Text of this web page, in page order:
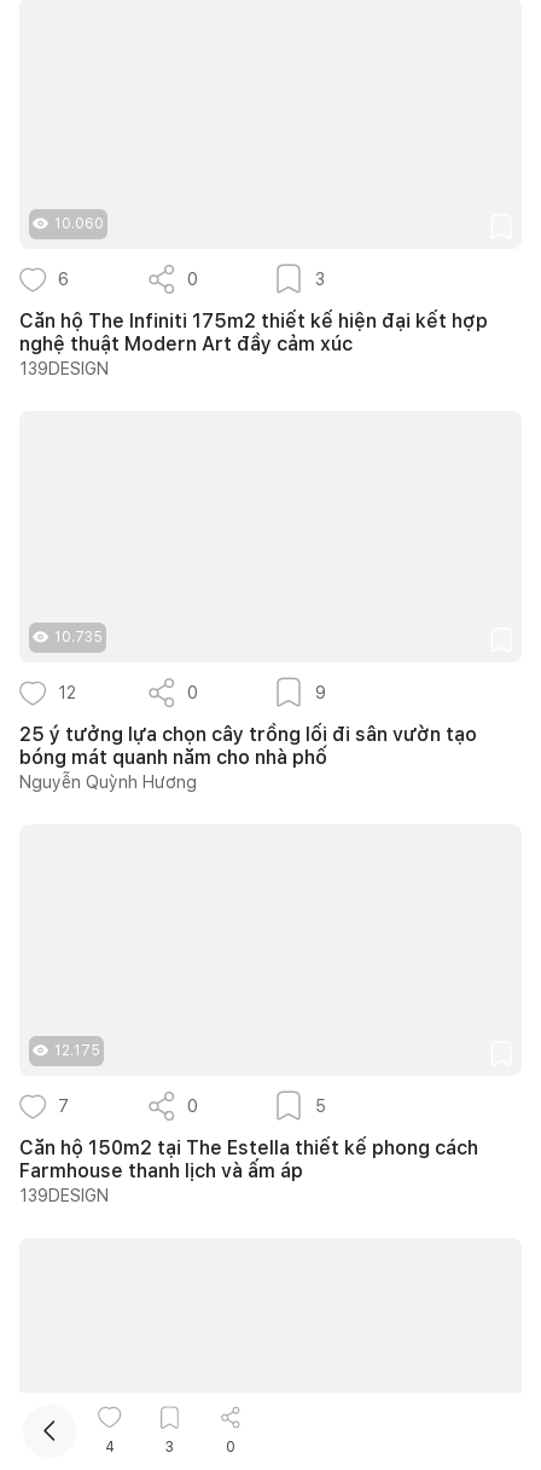
10.060
6 0 3
Căn hộ The Infiniti 175m2 thiết kế hiện đại kết hợp
nghệ thuật Modern Art đầy cảm xúc
139DESIGN
10.735
12 0 9
25 ý tưởng lựa chọn cây trồng lối đi sân vườn tạo
bóng mát quanh năm cho nhà phố
Nguyễn Quỳnh Hương
12.175
7 0 5
Căn hộ 150m2 tại The Estella thiết kế phong cách
Farmhouse thanh lịch và ấm áp
139DESIGN
4 3 0
Kết nối thiết kế, thi công